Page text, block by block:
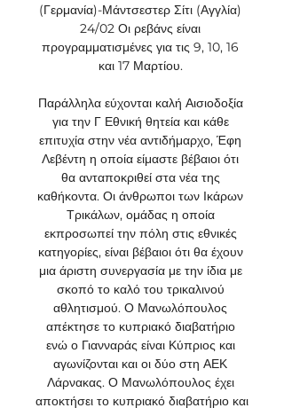
(Γερμανία)-Μάντσεστερ Σίτι (Αγγλία)
24/02 Οι ρεβάνς είναι
προγραμματισμένες για τις 9, 10, 16
και 17 Μαρτίου.
Παράλληλα εύχονται καλή Αισιοδοξία
για την Γ Εθνική θητεία και κάθε
επιτυχία στην νέα αντιδήμαρχο, Έφη
Λεβέντη η οποία είμαστε βέβαιοι ότι
θα ανταποκριθεί στα νέα της
καθήκοντα. Οι άνθρωποι των Ικάρων
Τρικάλων, ομάδας η οποία
εκπροσωπεί την πόλη στις εθνικές
κατηγορίες, είναι βέβαιοι ότι θα έχουν
μια άριστη συνεργασία με την ίδια με
σκοπό το καλό του τρικαλινού
αθλητισμού. Ο Μανωλόπουλος
απέκτησε το κυπριακό διαβατήριο
ενώ ο Γιανναράς είναι Κύπριος και
αγωνίζονται και οι δύο στη ΑΕΚ
Λάρνακας. Ο Μανωλόπουλος έχει
αποκτήσει το κυπριακό διαβατήριο και